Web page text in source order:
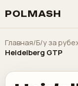
POLMASH
Главная/Б/у за
Heidelberg GTP